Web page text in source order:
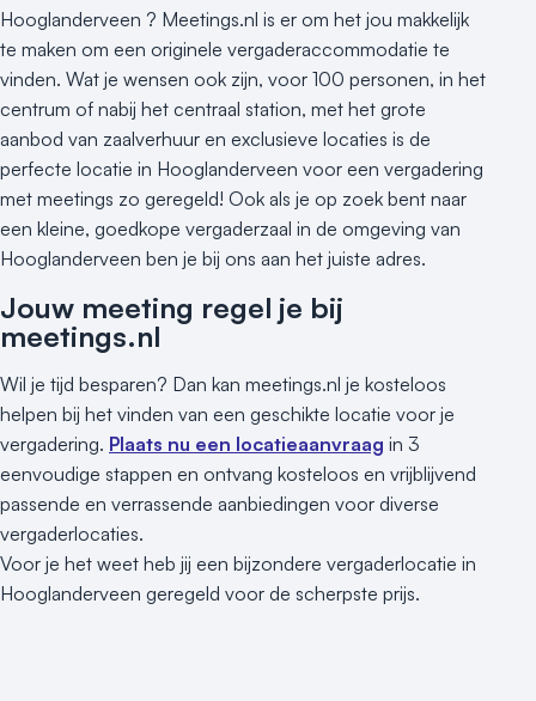
Hooglanderveen ? Meetings.nl is er om het jou makkelijk
te maken om een originele vergaderaccommodatie te
vinden. Wat je wensen ook zijn, voor 100 personen, in het
centrum of nabij het centraal station, met het grote
aanbod van zaalverhuur en exclusieve locaties is de
perfecte locatie in Hooglanderveen voor een vergadering
met meetings zo geregeld! Ook als je op zoek bent naar
een kleine, goedkope vergaderzaal in de omgeving van
Hooglanderveen ben je bij ons aan het juiste adres.
Jouw meeting regel je bij
meetings.nl
Wil je tijd besparen? Dan kan meetings.nl je kosteloos
helpen bij het vinden van een geschikte locatie voor je
vergadering. Plaats nu een locatieaanvraag in 3
eenvoudige stappen en ontvang kosteloos en vrijblijvend
passende en verrassende aanbiedingen voor diverse
vergaderlocaties.
Voor je het weet heb jij een bijzondere vergaderlocatie in
Hooglanderveen geregeld voor de scherpste prijs.